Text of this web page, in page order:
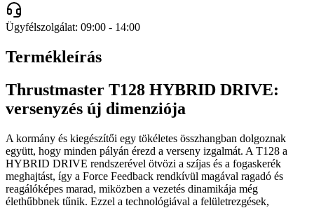
Ügyfélszolgálat: 09:00 - 14:00
Termékleírás
Thrustmaster T128 HYBRID DRIVE:
versenyzés új dimenziója
A kormány és kiegészítői egy tökéletes összhangban dolgoznak
együtt, hogy minden pályán érezd a verseny izgalmát. A T128 a
HYBRID DRIVE rendszerével ötvözi a szíjas és a fogaskerék
meghajtást, így a Force Feedback rendkívül magával ragadó és
reagálóképes marad, miközben a vezetés dinamikája még
élethűbbnek tűnik. Ezzel a technológiával a felületrezgések,